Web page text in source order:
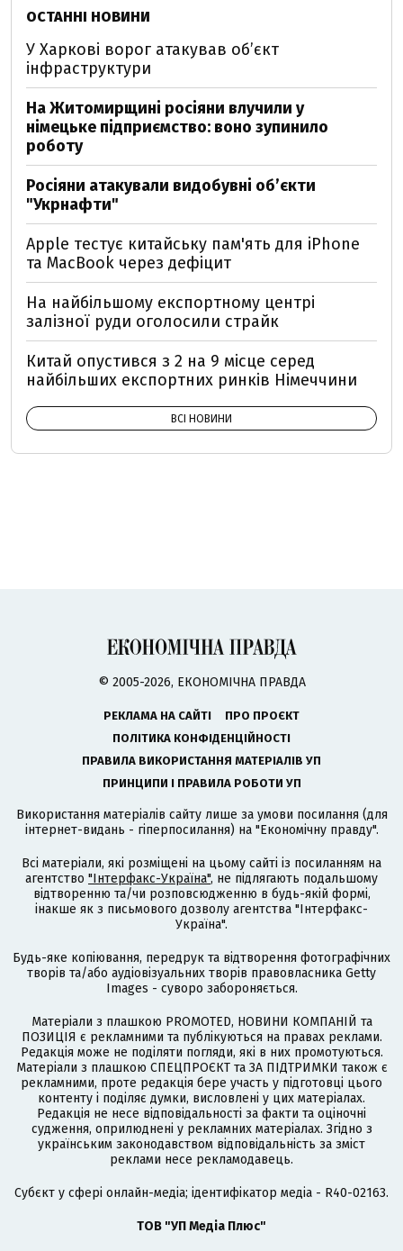
ОСТАННІ НОВИНИ
У Харкові ворог атакував обʼєкт
інфраструктури
На Житомирщині росіяни влучили у
німецьке підприємство: воно зупинило
роботу
Росіяни атакували видобувні обʼєкти
"Укрнафти"
Apple тестує китайську пам'ять для iPhone
та MacBook через дефіцит
На найбільшому експортному центрі
залізної руди оголосили страйк
Китай опустився з 2 на 9 місце серед
найбільших експортних ринків Німеччини
ВСІ НОВИНИ
© 2005-2026, ЕКОНОМІЧНА ПРАВДА
РЕКЛАМА НА САЙТІ
ПРО ПРОЄКТ
ПОЛІТИКА КОНФІДЕНЦІЙНОСТІ
ПРАВИЛА ВИКОРИСТАННЯ МАТЕРІАЛІВ УП
ПРИНЦИПИ І ПРАВИЛА РОБОТИ УП
Використання матеріалів сайту лише за умови посилання (для
інтернет-видань - гіперпосилання) на "Економічну правду".
Всі матеріали, які розміщені на цьому сайті із посиланням на
агентство "Інтерфакс-Україна", не підлягають подальшому
відтворенню та/чи розповсюдженню в будь-якій формі,
інакше як з письмового дозволу агентства "Інтерфакс-
Україна".
Будь-яке копіювання, передрук та відтворення фотографічних
творів та/або аудіовізуальних творів правовласника Getty
Images - суворо забороняється.
Матеріали з плашкою PROMOTED, НОВИНИ КОМПАНІЙ та
ПОЗИЦІЯ є рекламними та публікуються на правах реклами.
Редакція може не поділяти погляди, які в них промотуються.
Матеріали з плашкою СПЕЦПРОЄКТ та ЗА ПІДТРИМКИ також є
рекламними, проте редакція бере участь у підготовці цього
контенту і поділяє думки, висловлені у цих матеріалах.
Редакція не несе відповідальності за факти та оціночні
судження, оприлюднені у рекламних матеріалах. Згідно з
українським законодавством відповідальність за зміст
реклами несе рекламодавець.
Cубєкт у сфері онлайн-медіа; ідентифікатор медіа - R40-02163.
ТОВ "УП Медіа Плюс"